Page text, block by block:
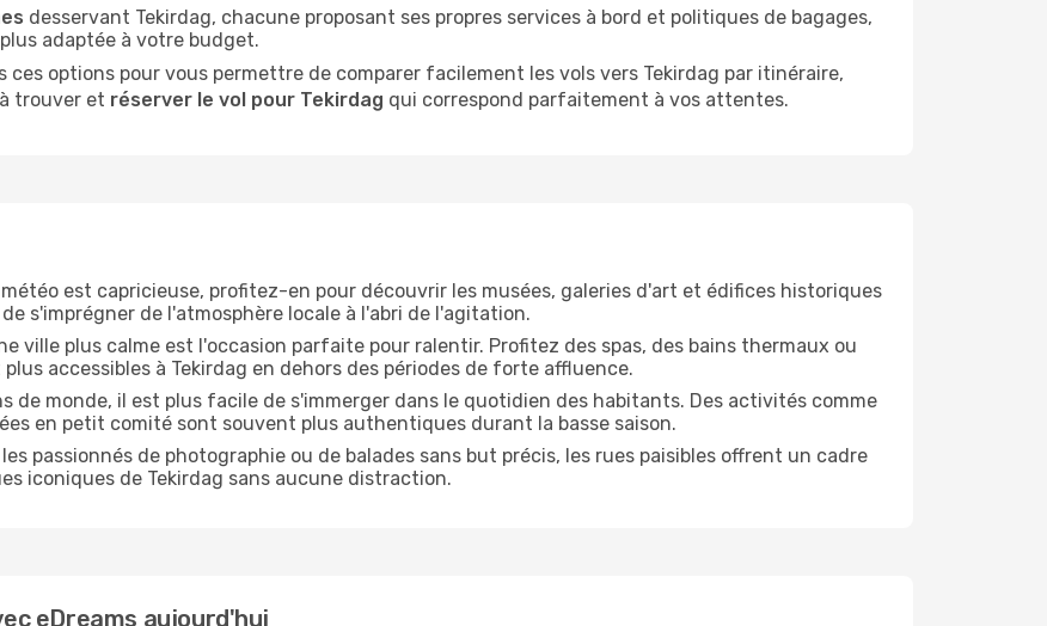
desservant Tekirdag, chacune proposant ses propres services à bord et politiques de bagages,
adaptée à votre budget.
options pour vous permettre de comparer facilement les vols vers Tekirdag par itinéraire,
trouver et réserver le vol pour Tekirdag qui correspond parfaitement à vos attentes.
est capricieuse, profitez-en pour découvrir les musées, galeries d'art et édifices historiques
s'imprégner de l'atmosphère locale à l'abri de l'agitation.
ville plus calme est l'occasion parfaite pour ralentir. Profitez des spas, des bains thermaux ou
accessibles à Tekirdag en dehors des périodes de forte affluence.
de monde, il est plus facile de s'immerger dans le quotidien des habitants. Des activités comme
en petit comité sont souvent plus authentiques durant la basse saison.
les passionnés de photographie ou de balades sans but précis, les rues paisibles offrent un cadre
iconiques de Tekirdag sans aucune distraction.
eDreams aujourd'hui